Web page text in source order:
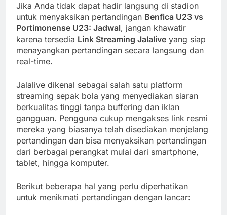
Jika Anda tidak dapat hadir langsung di stadion
untuk menyaksikan pertandingan Benfica U23 vs
Portimonense U23: Jadwal, jangan khawatir
karena tersedia Link Streaming Jalalive yang siap
menayangkan pertandingan secara langsung dan
real-time.
Jalalive dikenal sebagai salah satu platform
streaming sepak bola yang menyediakan siaran
berkualitas tinggi tanpa buffering dan iklan
gangguan. Pengguna cukup mengakses link resmi
mereka yang biasanya telah disediakan menjelang
pertandingan dan bisa menyaksikan pertandingan
dari berbagai perangkat mulai dari smartphone,
tablet, hingga komputer.
Berikut beberapa hal yang perlu diperhatikan
untuk menikmati pertandingan dengan lancar: